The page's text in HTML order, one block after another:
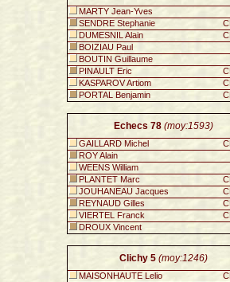
MARTY Jean-Yves
SENDRE Stephanie
DUMESNIL Alain
BOIZIAU Paul
BOUTIN Guillaume
PINAULT Eric
KASPAROV Artiom
PORTAL Benjamin
Echecs 78 (moy:1593)
GAILLARD Michel
ROY Alain
WEENS William
PLANTET Marc
JOUHANEAU Jacques
REYNAUD Gilles
VIERTEL Franck
DROUX Vincent
Clichy 5 (moy:1246)
MAISONHAUTE Lelio